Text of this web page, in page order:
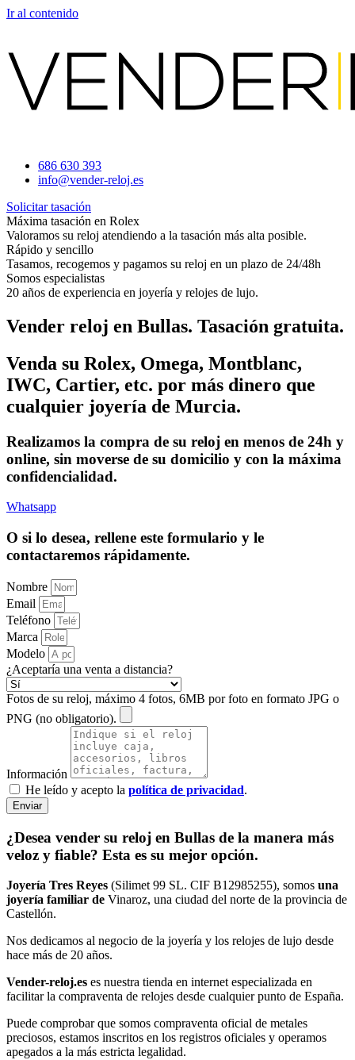
Ir al contenido
686 630 393
info@vender-reloj.es
Solicitar tasación
Máxima tasación en Rolex
Valoramos su reloj atendiendo a la tasación más alta posible.
Rápido y sencillo
Tasamos, recogemos y pagamos su reloj en un plazo de 24/48h
Somos especialistas
20 años de experiencia en joyería y relojes de lujo.
Vender reloj en Bullas. Tasación gratuita.
Venda su Rolex, Omega, Montblanc,
IWC, Cartier, etc. por más dinero que
cualquier joyería de Murcia.
Realizamos la compra de su reloj en menos de 24h y
online, sin moverse de su domicilio y con la máxima
confidencialidad.
Whatsapp
O si lo desea, rellene este formulario y le
contactaremos rápidamente.
Nombre
Email
Teléfono
Marca
Modelo
¿Aceptaría una venta a distancia?
Fotos de su reloj, máximo 4 fotos, 6MB por foto en formato JPG o
PNG (no obligatorio).
Información
He leído y acepto la política de privacidad.
Enviar
¿Desea vender su reloj en Bullas de la manera más
veloz y fiable? Esta es su mejor opción.
Joyería Tres Reyes (Silimet 99 SL. CIF B12985255), somos una
joyería familiar de Vinaroz, una ciudad del norte de la provincia de
Castellón.
Nos dedicamos al negocio de la joyería y los relojes de lujo desde
hace más de 20 años.
Vender-reloj.es es nuestra tienda en internet especializada en
facilitar la compraventa de relojes desde cualquier punto de España.
Puede comprobar que somos compraventa oficial de metales
preciosos, estamos inscritos en los registros oficiales y operamos
apegados a la más estricta legalidad.